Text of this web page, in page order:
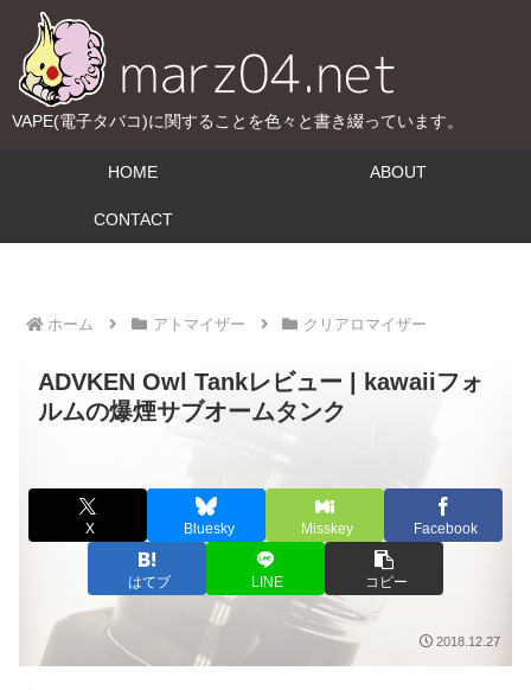
VAPE(電子タバコ)に関することを色々と書き綴っています。
HOME ABOUT
CONTACT
ホーム アトマイザー クリアロマイザー
ADVKEN Owl Tankレビュー | kawaiiフォ
ルムの爆煙サブオームタンク
X Bluesky Misskey Facebook
はてブ LINE コピー
2018.12.27